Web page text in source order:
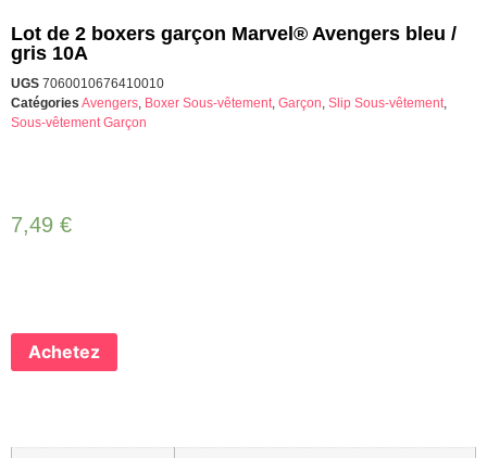
Lot de 2 boxers garçon Marvel® Avengers bleu /
gris 10A
UGS 7060010676410010
Catégories Avengers, Boxer Sous-vêtement, Garçon, Slip Sous-vêtement,
Sous-vêtement Garçon
7,49 €
Achetez